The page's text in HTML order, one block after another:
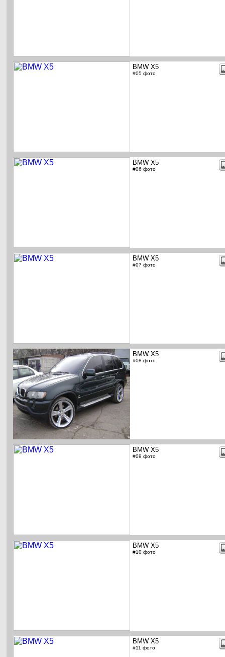
BMW X5
#05 фото
BMW X5
#06 фото
BMW X5
#07 фото
BMW X5
#08 фото
BMW X5
#09 фото
BMW X5
#10 фото
BMW X5
#11 фото